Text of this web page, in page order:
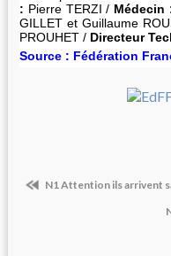
: Pierre TERZI / Médecin
GILLET et Guillaume
PROUHET / Directeur
Source : Fédération
N1 Attention ils arrivent